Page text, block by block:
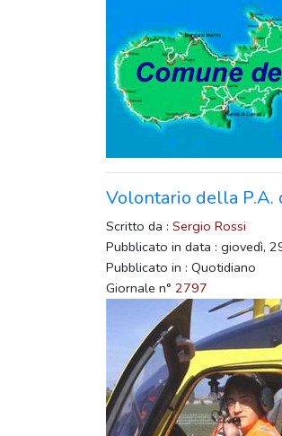
Volontario della P.A.
Scritto da : Sergio Rossi
Pubblicato in data : giovedì,
Pubblicato in : Quotidiano
Giornale n° 2797